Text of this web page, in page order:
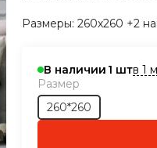
Размеры: 260х260 +2
В наличии 1
в 1
Размер
260*260